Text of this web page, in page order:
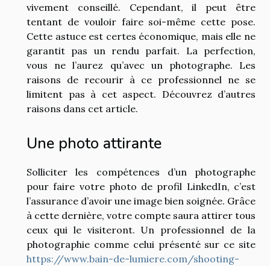
vivement conseillé. Cependant, il peut être
tentant de vouloir faire soi-même cette pose.
Cette astuce est certes économique, mais elle ne
garantit pas un rendu parfait. La perfection,
vous ne l’aurez qu’avec un photographe. Les
raisons de recourir à ce professionnel ne se
limitent pas à cet aspect. Découvrez d’autres
raisons dans cet article.
Une photo attirante
Solliciter les compétences d’un photographe
pour faire votre photo de profil LinkedIn, c’est
l’assurance d’avoir une image bien soignée. Grâce
à cette dernière, votre compte saura attirer tous
ceux qui le visiteront. Un professionnel de la
photographie comme celui présenté sur ce site
https://www.bain-de-lumiere.com/shooting-